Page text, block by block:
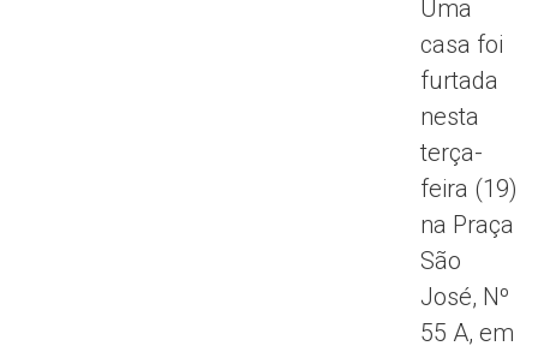
Uma
casa foi
furtada
nesta
terça-
feira (19)
na Praça
São
José, Nº
55 A, em